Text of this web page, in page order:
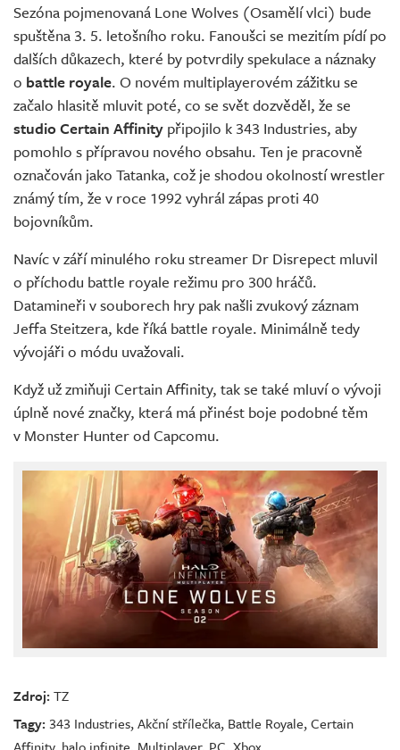
Sezóna pojmenovaná Lone Wolves (Osamělí vlci) bude
spuštěna 3. 5. letošního roku. Fanoušci se mezitím pídí po
dalších důkazech, které by potvrdily spekulace a náznaky
o battle royale. O novém multiplayerovém zážitku se
začalo hlasitě mluvit poté, co se svět dozvěděl, že se
studio Certain Affinity připojilo k 343 Industries, aby
pomohlo s přípravou nového obsahu. Ten je pracovně
označován jako Tatanka, což je shodou okolností wrestler
známý tím, že v roce 1992 vyhrál zápas proti 40
bojovníkům.
Navíc v září minulého roku streamer Dr Disrepect mluvil
o příchodu battle royale režimu pro 300 hráčů.
Datamineři v souborech hry pak našli zvukový záznam
Jeffa Steitzera, kde říká battle royale. Minimálně tedy
vývojáři o módu uvažovali.
Když už zmiňuji Certain Affinity, tak se také mluví o vývoji
úplně nové značky, která má přinést boje podobné těm
v Monster Hunter od Capcomu.
Zdroj:TZ
Tagy: 343 Industries,Akční střílečka, Battle Royale,Certain